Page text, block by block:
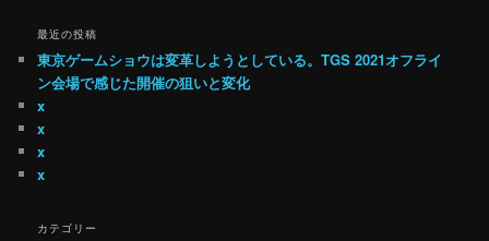
シ
ョ
ン
最近の投稿
東京ゲームショウは変革しようとしている。TGS 2021オフライ
ン会場で感じた開催の狙いと変化
x
x
x
x
カテゴリー